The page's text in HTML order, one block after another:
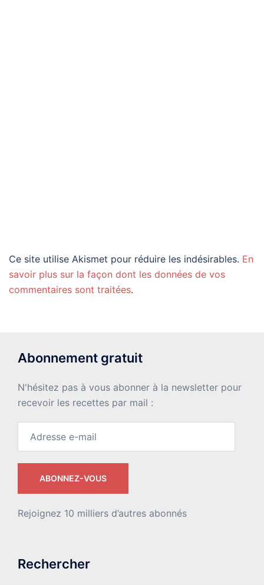
Ce site utilise Akismet pour réduire les indésirables. En
savoir plus sur la façon dont les données de vos
commentaires sont traitées.
Abonnement gratuit
N'hésitez pas à vous abonner à la newsletter pour
recevoir les recettes par mail :
ABONNEZ-VOUS
Rejoignez 10 milliers d’autres abonnés
Rechercher